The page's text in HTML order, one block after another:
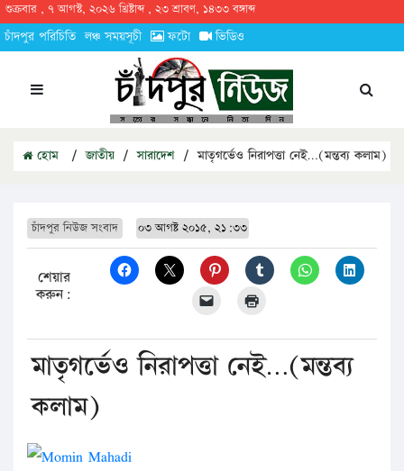
শুক্রবার , ৭ আগস্ট, ২০২৬ খ্রিষ্টাব্দ , ২৩ শ্রাবণ, ১৪৩৩ বঙ্গাব্দ
চাঁদপুর পরিচিতি লঞ্চ সময়সূচী ফটো ভিডিও
হোম / জাতীয় / সারাদেশ / মাতৃগর্ভেও নিরাপত্তা নেই…(মন্তব্য কলাম)
চাঁদপুর নিউজ সংবাদ ০৩ আগষ্ট ২০১৫, ২১:৩৩
শেয়ার
করুন:
মাতৃগর্ভেও নিরাপত্তা নেই…(মন্তব্য
কলাম)